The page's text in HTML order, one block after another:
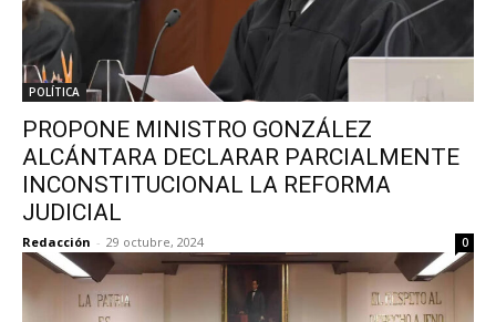
POLÍTICA
PROPONE MINISTRO GONZÁLEZ
ALCÁNTARA DECLARAR PARCIALMENTE
INCONSTITUCIONAL LA REFORMA
JUDICIAL
Redacción - 29 octubre, 2024 0